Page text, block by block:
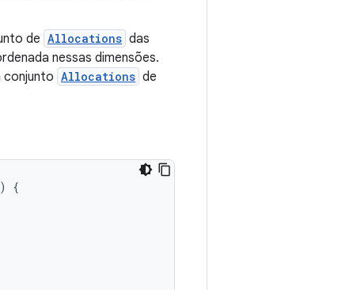
de Allocations das
nessas dimensões.
conjunto Allocations de
)
{